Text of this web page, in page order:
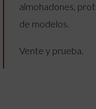
almohadones,
de modelos.
Vente y prueba.